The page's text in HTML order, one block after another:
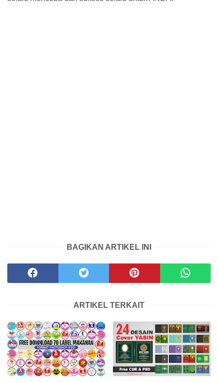
BAGIKAN ARTIKEL INI
ARTIKEL TERKAIT